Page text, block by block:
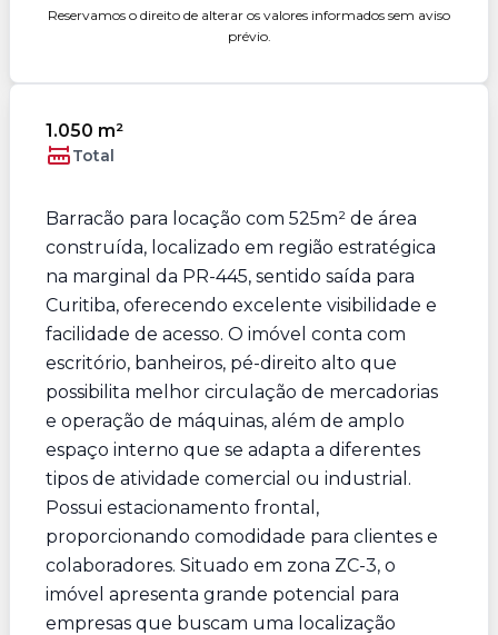
Reservamos o direito de alterar os valores informados sem aviso
prévio.
1.050 m²
Total
Barracão para locação com 525m² de área
construída, localizado em região estratégica
na marginal da PR-445, sentido saída para
Curitiba, oferecendo excelente visibilidade e
facilidade de acesso. O imóvel conta com
escritório, banheiros, pé-direito alto que
possibilita melhor circulação de mercadorias
e operação de máquinas, além de amplo
espaço interno que se adapta a diferentes
tipos de atividade comercial ou industrial.
Possui estacionamento frontal,
proporcionando comodidade para clientes e
colaboradores. Situado em zona ZC-3, o
imóvel apresenta grande potencial para
empresas que buscam uma localização